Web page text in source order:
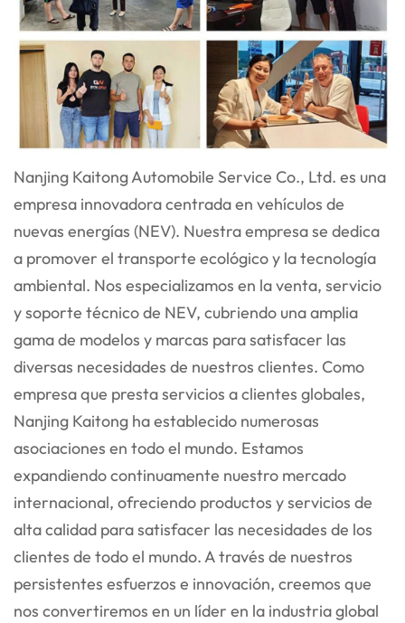
Nanjing Kaitong Automobile Service Co., Ltd. es una
empresa innovadora centrada en vehículos de
nuevas energías (NEV). Nuestra empresa se dedica
a promover el transporte ecológico y la tecnología
ambiental. Nos especializamos en la venta, servicio
y soporte técnico de NEV, cubriendo una amplia
gama de modelos y marcas para satisfacer las
diversas necesidades de nuestros clientes. Como
empresa que presta servicios a clientes globales,
Nanjing Kaitong ha establecido numerosas
asociaciones en todo el mundo. Estamos
expandiendo continuamente nuestro mercado
internacional, ofreciendo productos y servicios de
alta calidad para satisfacer las necesidades de los
clientes de todo el mundo. A través de nuestros
persistentes esfuerzos e innovación, creemos que
nos convertiremos en un líder en la industria global